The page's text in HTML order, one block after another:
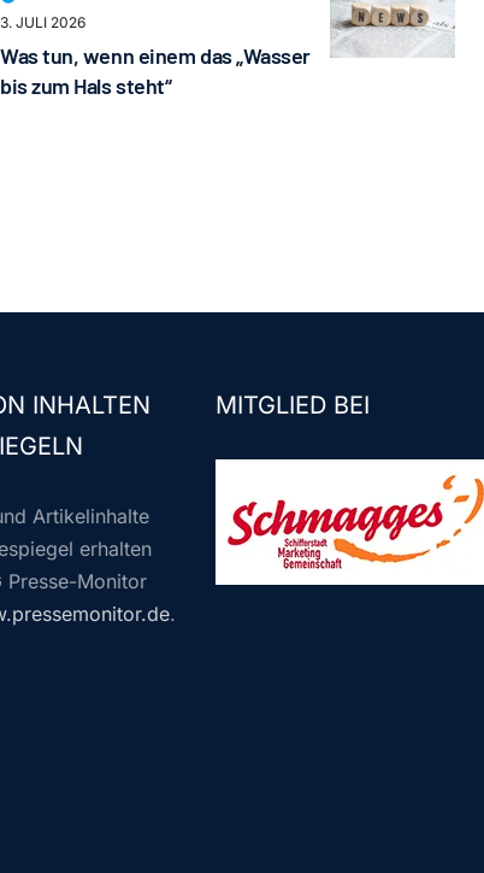
3. JULI 2026
Was tun, wenn einem das „Wasser
bis zum Hals steht“
INHALTEN
Artikelinhalte
erhalten
Presse-Monitor
.
MITGLIED BEI